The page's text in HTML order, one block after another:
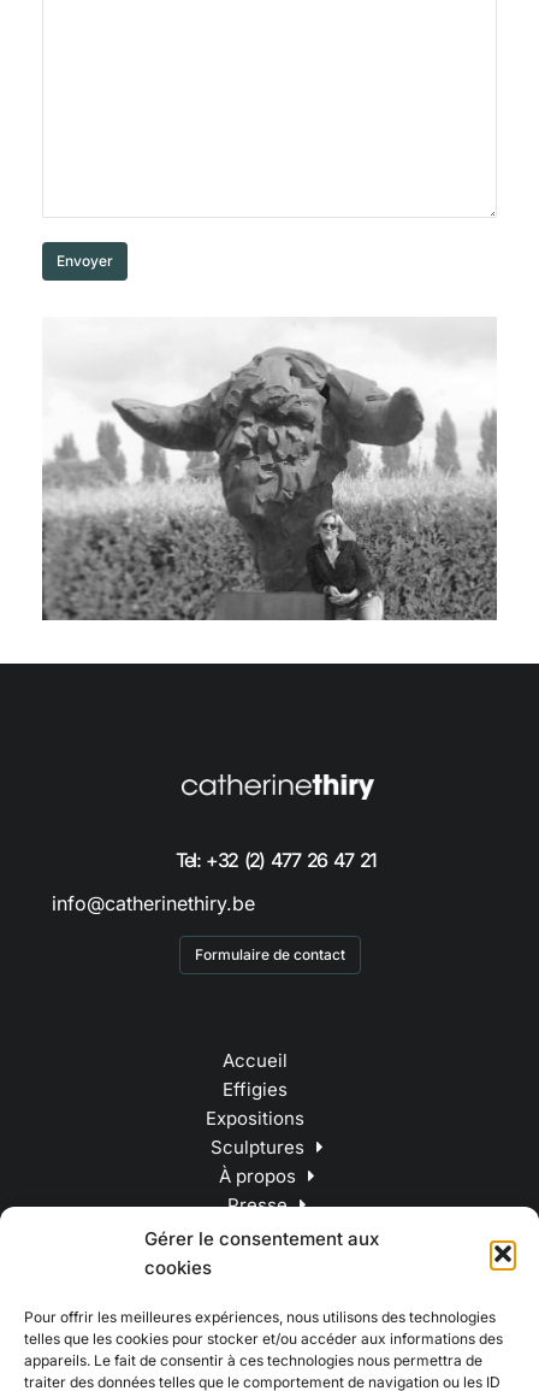
Gérer le consentement aux
cookies
Pour offrir les meilleures expériences, nous utilisons des technologies
telles que les cookies pour stocker et/ou accéder aux informations des
appareils. Le fait de consentir à ces technologies nous permettra de
traiter des données telles que le comportement de navigation ou les ID
Tel: +32 (2) 477 26 47 21
info@catherinethiry.be
Formulaire de contact
Accueil
Effigies
Expositions
Sculptures
À propos
Presse
Contact